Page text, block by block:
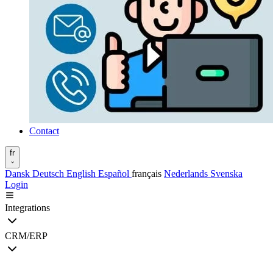
Contact
fr
Dansk Deutsch English Español français Nederlands Svenska
Login
Integrations
CRM/ERP